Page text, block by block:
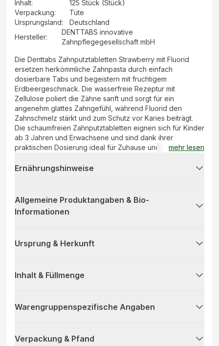
Inhalt:
125 Stück (Stück)
Verpackung:
Tüte
Ursprungsland:
Deutschland
Hersteller:
DENTTABS innovative
Zahnpflegegesellschaft mbH
Die Denttabs Zahnputztabletten Strawberry mit Fluorid
ersetzen herkömmliche Zahnpasta durch einfach
dosierbare Tabs und begeistern mit fruchtigem
Erdbeergeschmack. Die wasserfreie Rezeptur mit
Zellulose poliert die Zähne sanft und sorgt für ein
angenehm glattes Zahngefühl, während Fluorid den
Zahnschmelz stärkt und zum Schutz vor Karies beiträgt.
Die schaumfreien Zahnputztabletten eignen sich für Kinder
ab 3 Jahren und Erwachsene und sind dank ihrer
praktischen Dosierung ideal für Zuhause und unterwegs.
mehr lesen
Ernährungshinweise
Allgemeine Produktangaben & Bio-
Informationen
Ursprung & Herkunft
Inhalt & Füllmenge
Warengruppenspezifische Angaben
Verpackung & Pfand